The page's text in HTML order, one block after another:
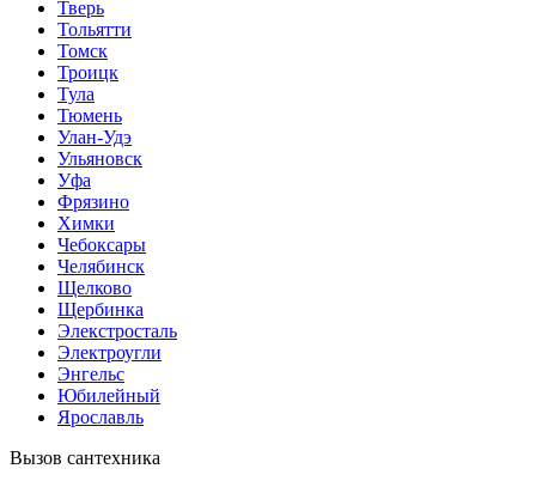
Тверь
Тольятти
Томск
Троицк
Тула
Тюмень
Улан-Удэ
Ульяновск
Уфа
Фрязино
Химки
Чебоксары
Челябинск
Щелково
Щербинка
Элекстросталь
Электроугли
Энгельс
Юбилейный
Ярославль
Вызов сантехника